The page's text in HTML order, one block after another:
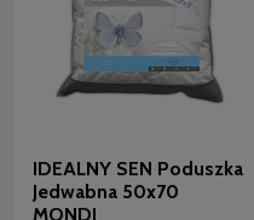
IDEALNY SEN Poduszka
Jedwabna 50x70
MONDI